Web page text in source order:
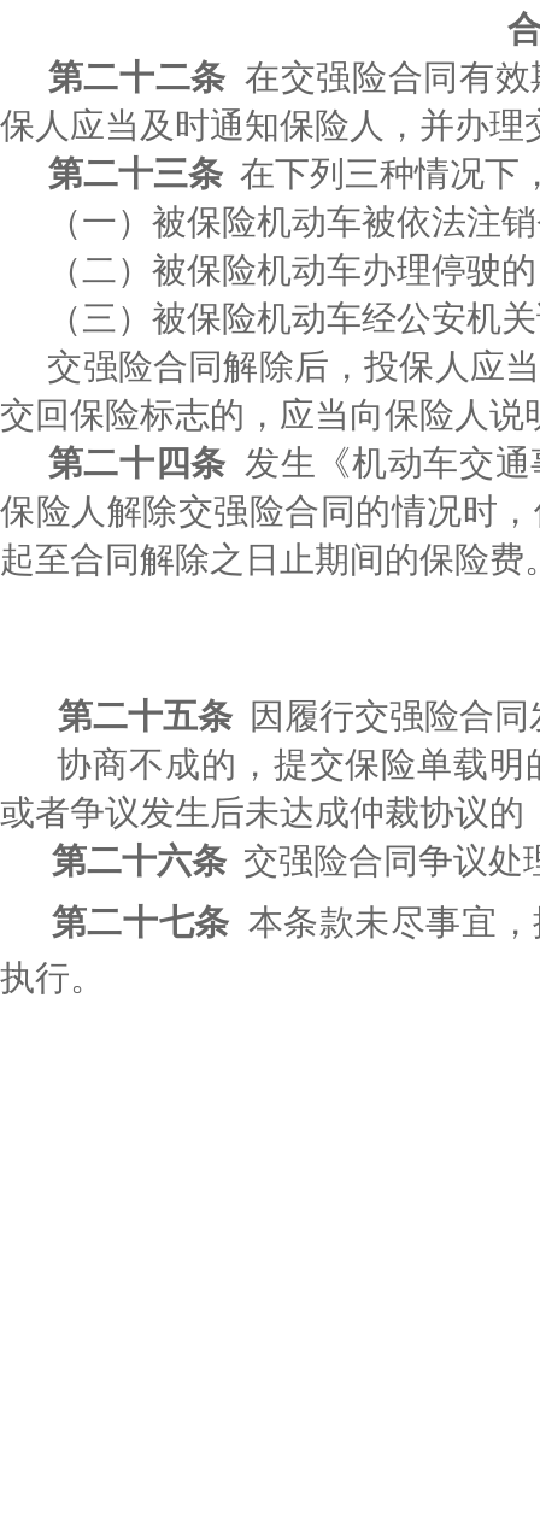
第二十二条 在交强险合同有
保人应当及时通知保险人，并办理
第二十三条 在下列三种情况下
（一）被保险机动车被依法注
（二）被保险机动车办理停驶
（三）被保险机动车经公安机
交强险合同解除后，投保人应
交回保险标志的，应当向保险人
第二十四条 发生《机动车交
保险人解除交强险合同的情况时
起至合同解除之日止期间的保险费
第二十五条 因履行交强险合
协商不成的，提交保险单载
或者争议发生后未达成仲裁协议
第二十六条 交强险合同争议处
第二十七条 本条款未尽事宜
执行。